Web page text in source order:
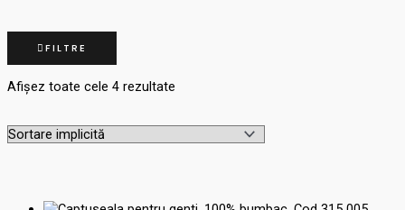
FILTRE
Afișez toate cele 4 rezultate